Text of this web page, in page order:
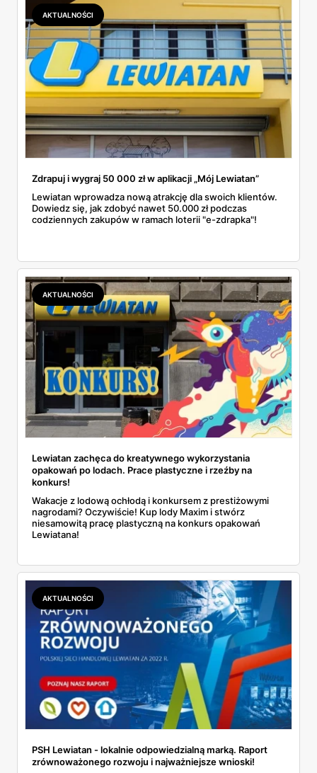
AKTUALNOŚCI
Zdrapuj i wygraj 50 000 zł w aplikacji „Mój Lewiatan”
Lewiatan wprowadza nową atrakcję dla swoich klientów.
Dowiedz się, jak zdobyć nawet 50.000 zł podczas
codziennych zakupów w ramach loterii "e-zdrapka"!
AKTUALNOŚCI
Lewiatan zachęca do kreatywnego wykorzystania
opakowań po lodach. Prace plastyczne i rzeźby na
konkurs!
Wakacje z lodową ochłodą i konkursem z prestiżowymi
nagrodami? Oczywiście! Kup lody Maxim i stwórz
niesamowitą pracę plastyczną na konkurs opakowań
Lewiatana!
AKTUALNOŚCI
PSH Lewiatan - lokalnie odpowiedzialną marką. Raport
zrównoważonego rozwoju i najważniejsze wnioski!